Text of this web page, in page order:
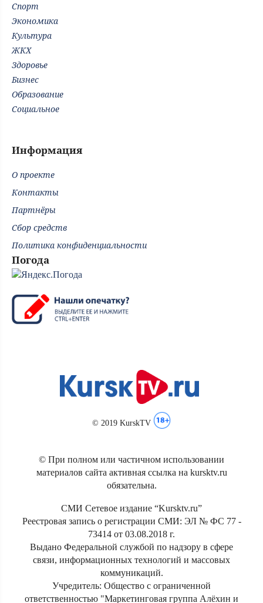
Спорт
Экономика
Культура
ЖКХ
Здоровье
Бизнес
Образование
Социальное
Информация
О проекте
Контакты
Партнёры
Сбор средств
Политика конфиденциальности
Погода
© 2019 KurskTV
© При полном или частичном использовании
материалов сайта активная ссылка на kursktv.ru
обязательна.
СМИ Сетевое издание “Kursktv.ru”
Реестровая запись о регистрации СМИ: ЭЛ № ФС 77 -
73414 от 03.08.2018 г.
Выдано Федеральной службой по надзору в сфере
связи, информационных технологий и массовых
коммуникаций.
Учредитель: Общество с ограниченной
ответственностью "Маркетинговая группа Алёхин и